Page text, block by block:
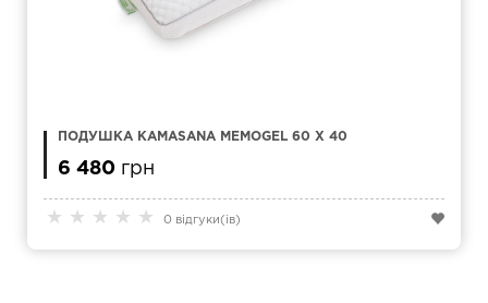
★ ★ ★ ★ ★ 0 відгуки(ів)
ПОДУШКА KAMASANA MEMOGEL 60 X 40
6 480 грн